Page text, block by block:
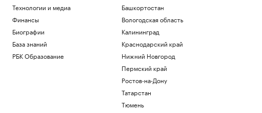
Видеоитоги РБК
Подписка на РБК
Что будет после принятия сенатом
билля Грэма о санкциях против России
Политика
Технологии и медиа
Финансы
Биографии
База знаний
РБК Образование
Башкортостан
Вологодская область
Калининград
Краснодарский край
Нижний Новгород
Пермский край
Ростов-на-Дону
Татарстан
Тюмень